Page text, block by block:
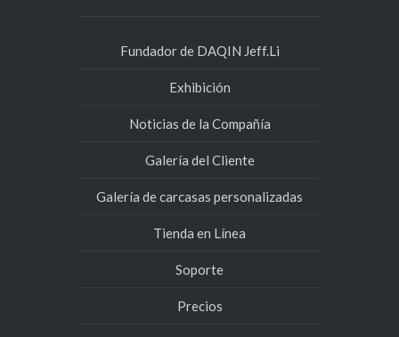
Fundador de DAQIN Jeff.Li
Exhibición
Noticias de la Compañía
Galería del Cliente
Galería de carcasas personalizadas
Tienda en Línea
Soporte
Precios